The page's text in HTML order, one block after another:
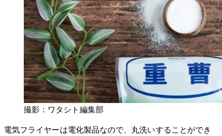
撮影：ワタシト編集部
電気フライヤーは電化製品なので、丸洗いすることができ